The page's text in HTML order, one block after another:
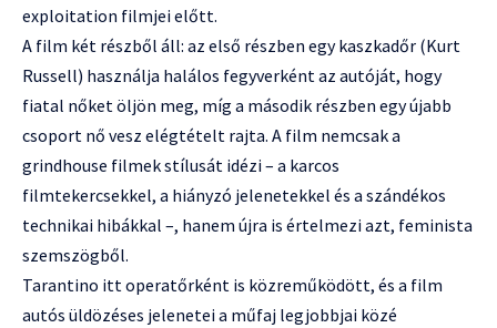
exploitation filmjei előtt.
A film két részből áll: az első részben egy kaszkadőr (Kurt
Russell) használja halálos fegyverként az autóját, hogy
fiatal nőket öljön meg, míg a második részben egy újabb
csoport nő vesz elégtételt rajta. A film nemcsak a
grindhouse filmek stílusát idézi – a karcos
filmtekercsekkel, a hiányzó jelenetekkel és a szándékos
technikai hibákkal –, hanem újra is értelmezi azt, feminista
szemszögből.
Tarantino itt operatőrként is közreműködött, és a film
autós üldözéses jelenetei a műfaj legjobbjai közé